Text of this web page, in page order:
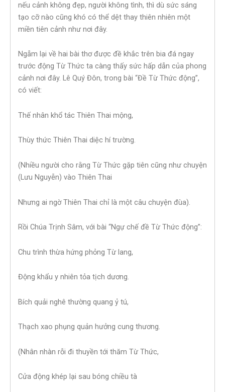
nếu cảnh không đẹp, người không tình, thì dù sức sáng
tạo cỡ nào cũng khó có thể dệt thay thiên nhiên một
miền tiên cảnh như nơi đây.
Ngẫm lại về hai bài thơ được đề khắc trên bia đá ngay
trước động Từ Thức ta càng thấy sức hấp dẫn của phong
cảnh nơi đây. Lê Quý Đôn, trong bài “Đề Từ Thức động”,
có viết:
Thế nhân khổ tác Thiên Thai mộng,
Thùy thức Thiên Thai diệc hí trường.
(Nhiều người cho rằng Từ Thức gặp tiên cũng như chuyện
(Lưu Nguyễn) vào Thiên Thai
Nhưng ai ngờ Thiên Thai chỉ là một câu chuyện đùa).
Rồi Chúa Trịnh Sâm, với bài “Ngự chế đề Từ Thức động”:
Chu trình thừa hứng phỏng Từ lang,
Động khẩu y nhiên tỏa tịch dương.
Bích quải nghê thường quang ỷ tú,
Thạch xao phụng quản hưởng cung thương.
(Nhân nhàn rỗi đi thuyền tới thăm Từ Thức,
Cửa động khép lại sau bóng chiều tà